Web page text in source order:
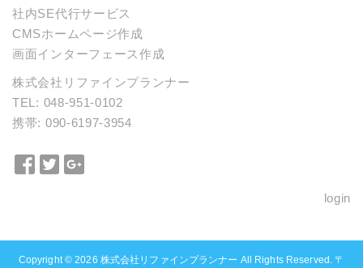
社内SE代行サービス
CMSホームページ作成
画面インターフェース作成
株式会社リファインプランナー
TEL: 048-951-0102
携帯: 090-6197-3954
Facebook
ア
Twitter
ア
ア
login
Copyright © 2026 株式会社リファインプランナー All Rights Reserved. 〒